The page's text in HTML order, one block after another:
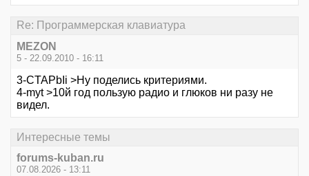
Re: Программерская клавиатура
MEZON
5 - 22.09.2010 - 16:11
3-CTAPbIi >Ну поделись критериями.
4-myt >10й год пользую радио и глюков ни разу не
видел.
Интересные темы
forums-kuban.ru
07.08.2026 - 13:11